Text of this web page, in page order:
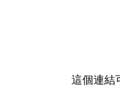
這個連結